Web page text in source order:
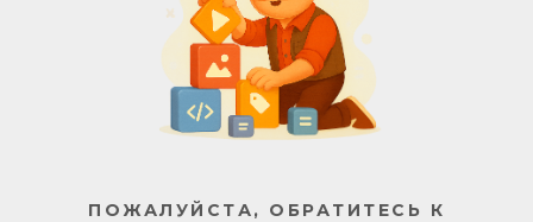
ПОЖАЛУЙСТА, ОБРАТИТЕСЬ К